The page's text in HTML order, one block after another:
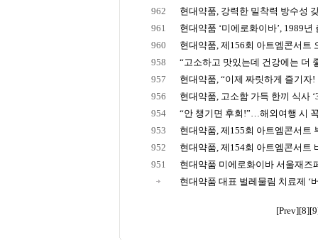
962
현대약품, 강력한 밀착력 방수성
961
현대약품 ‘미에로화이바’, 1989년
960
현대약품, 제156회 아트엠콘서트
958
“고소하고 맛있는데 건강에는 더
957
현대약품, “이제 짜릿하게 즐기자!
956
현대약품, 고소함 가득 한끼 식사
954
“안 챙기면 후회!”…해외여행 시
953
현대약품, 제155회 아트엠콘서트
952
현대약품, 제154회 아트엠콘서트
951
현대약품 미에로화이바 서울재즈
현대약품 대표 벌레물림 치료제 ‘
[Prev][8]